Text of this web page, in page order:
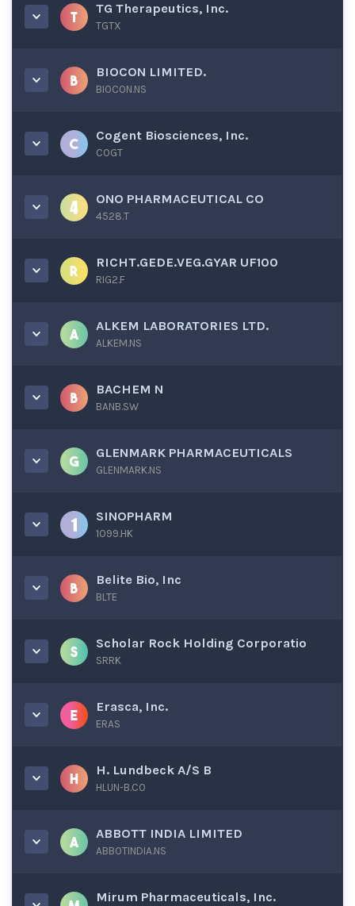
TG Therapeutics, Inc.
TGTX
BIOCON LIMITED.
BIOCON.NS
Cogent Biosciences, Inc.
COGT
ONO PHARMACEUTICAL CO
4528.T
RICHT.GEDE.VEG.GYAR UF100
RIG2.F
ALKEM LABORATORIES LTD.
ALKEM.NS
BACHEM N
BANB.SW
GLENMARK PHARMACEUTICALS
GLENMARK.NS
SINOPHARM
1099.HK
Belite Bio, Inc
BLTE
Scholar Rock Holding Corporatio
SRRK
Erasca, Inc.
ERAS
H. Lundbeck A/S B
HLUN-B.CO
ABBOTT INDIA LIMITED
ABBOTINDIA.NS
Mirum Pharmaceuticals, Inc.